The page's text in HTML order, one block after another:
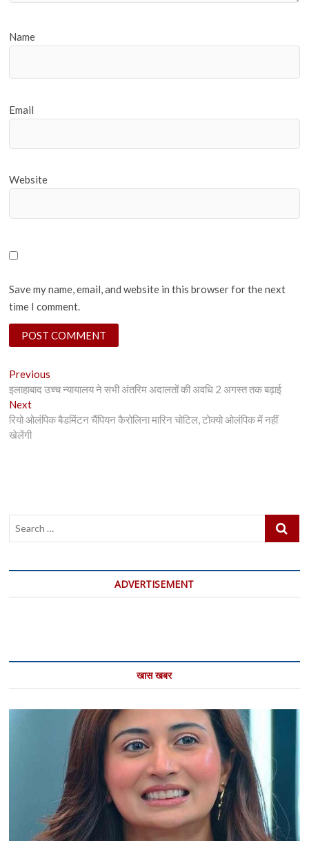
Name
Email
Website
Save my name, email, and website in this browser for the next
time I comment.
Post
navigation
Previous
post:
इलाहाबाद उच्च न्यायालय ने सभी अंतरिम अदालतों की अवधि 2 अगस्त तक बढ़ाई
NextNext
post:
रियो ओलंपिक बैडमिंटन चैंपियन कैरोलिना मारिन चोटिल, टोक्यो ओलंपिक में नहीं
खेलेंगी
Search
ADVERTISEMENT
खास खबर